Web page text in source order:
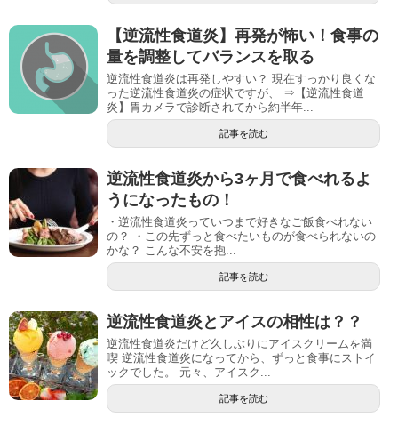
【逆流性食道炎】再発が怖い！食事の
量を調整してバランスを取る
逆流性食道炎は再発しやすい？ 現在すっかり良くな
った逆流性食道炎の症状ですが、 ⇒【逆流性食道
炎】胃カメラで診断されてから約半年...
記事を読む
逆流性食道炎から3ヶ月で食べれるよ
うになったもの！
・逆流性食道炎っていつまで好きなご飯食べれない
の？ ・この先ずっと食べたいものが食べられないの
かな？ こんな不安を抱...
記事を読む
逆流性食道炎とアイスの相性は？？
逆流性食道炎だけど久しぶりにアイスクリームを満
喫 逆流性食道炎になってから、ずっと食事にストイ
ックでした。 元々、アイスク...
記事を読む